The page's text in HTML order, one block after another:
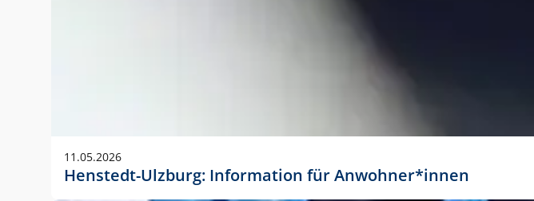
11.05.2026
Henstedt-Ulzburg: Information für Anwohner*innen